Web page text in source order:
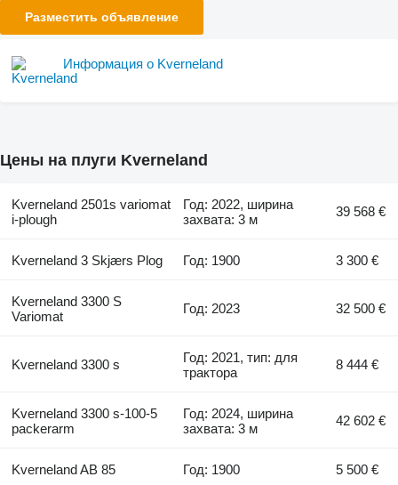
Разместить объявление
Информация о Kverneland
Цены на плуги Kverneland
Kverneland 2501s variomat
i-plough
Год: 2022, ширина
захвата: 3 м
39 568 €
Kverneland 3 Skjærs Plog Год: 1900 3 300 €
Kverneland 3300 S
Variomat
Год: 2023 32 500 €
Kverneland 3300 s
Год: 2021, тип: для
трактора
8 444 €
Kverneland 3300 s-100-5
packerarm
Год: 2024, ширина
захвата: 3 м
42 602 €
Kverneland AB 85 Год: 1900 5 500 €